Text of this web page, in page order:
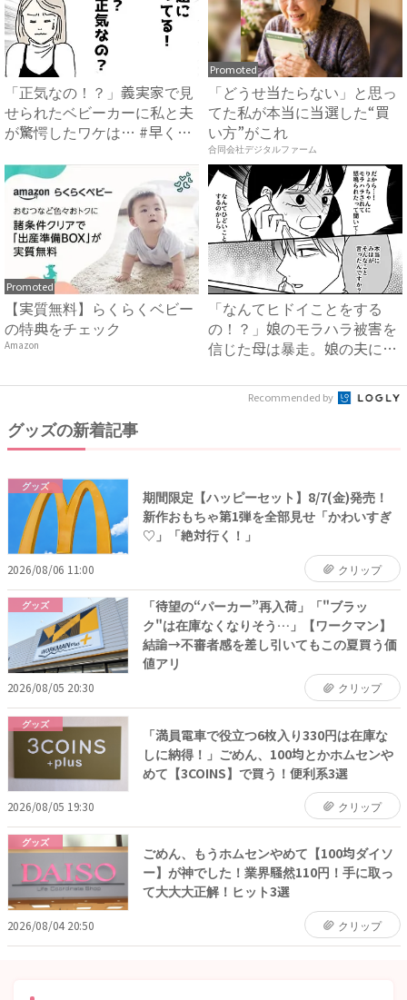
「正気なの！？」義実家で見
せられたベビーカーに私と夫
が驚愕したワケは… #早く
Promoted
「どうせ当たらない」と思っ
てた私が本当に当選した“買
い方”がこれ
合同会社デジタルファーム
Promoted
【実質無料】らくらくベビー
の特典をチェック
Amazon
「なんてヒドイことをする
の！？」娘のモラハラ被害を
信じた母は暴走。娘の夫に電
Recommended by
グッズの新着記事
グッズ
期間限定【ハッピーセット】8/7(金)発売！
新作おもちゃ第1弾を全部見せ「かわいすぎ
♡」「絶対行く！」
2026/08/06 11:00 クリップ
グッズ
「待望の“パーカー”再入荷」「"ブラッ
ク"は在庫なくなりそう…」【ワークマン】
結論→不審者感を差し引いてもこの夏買う価
値アリ
2026/08/05 20:30 クリップ
グッズ
「満員電車で役立つ6枚入り330円は在庫な
しに納得！」ごめん、100均とかホムセンや
めて【3COINS】で買う！便利系3選
2026/08/05 19:30 クリップ
グッズ
ごめん、もうホムセンやめて【100均ダイソ
ー】が神でした！業界騒然110円！手に取っ
て大大大正解！ヒット3選
2026/08/04 20:50 クリップ